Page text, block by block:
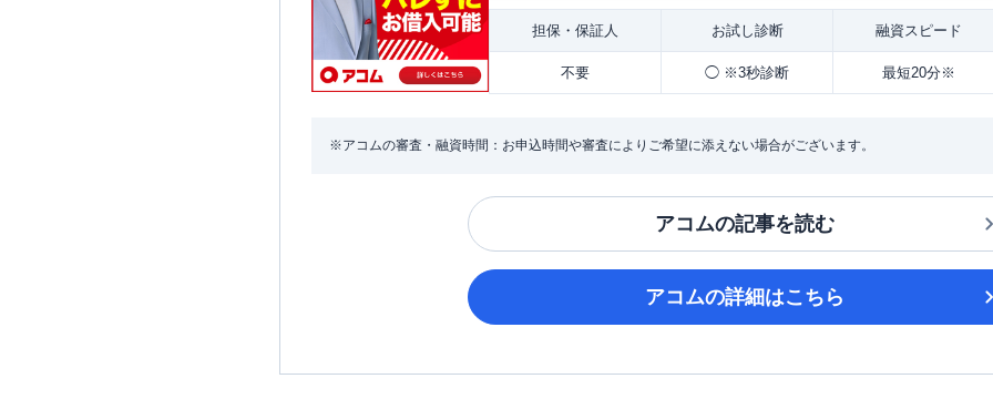
担保・ 保証人 お試し診断 融資スピード
不要 ◯ ※3秒診断 最短20分※
※アコムの審査・融資時間：お申込時間や審査によりご希望に添えない場合がございます。
アコムの記事を読む
アコムの詳細はこちら